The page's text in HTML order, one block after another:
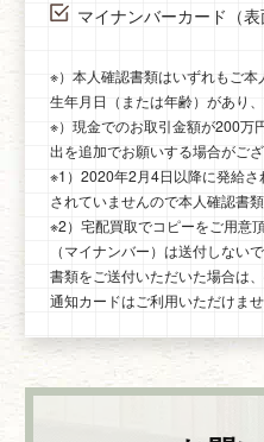
マイナンバーカード（表
※）本人確認書類はいずれもご本
生年月日（または年齢）があり
※）現金でのお取引金額が200万
出を追加でお願いする場合がござ
※1）2020年2月4日以降に発給
されていませんので本人確認書
※2）宅配買取でコピーをご用意
（マイナンバー）は送付しない
書類をご送付いただいた場合は
通知カードはご利用いただけませ